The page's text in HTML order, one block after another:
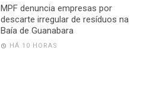
MPF denuncia empresas por
descarte irregular de resíduos na
Baía de Guanabara
HÁ 10 HORAS